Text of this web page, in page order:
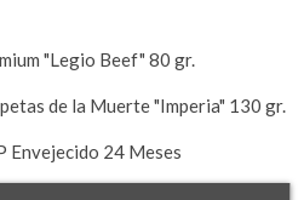
"Legio Beef" 80 gr.
de la Muerte "Imperia" 130 gr.
Envejecido 24 Meses